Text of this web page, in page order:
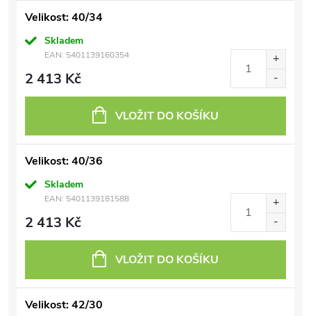
Velikost: 40/34
Skladem
EAN: 5401139160354
2 413 Kč
VLOŽIT DO KOŠÍKU
Velikost: 40/36
Skladem
EAN: 5401139181588
2 413 Kč
VLOŽIT DO KOŠÍKU
Velikost: 42/30